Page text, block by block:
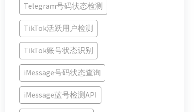
Telegram号码状态检测
TikTok活跃用户检测
TikTok账号状态识别
iMessage号码状态查询
iMessage蓝号检测API